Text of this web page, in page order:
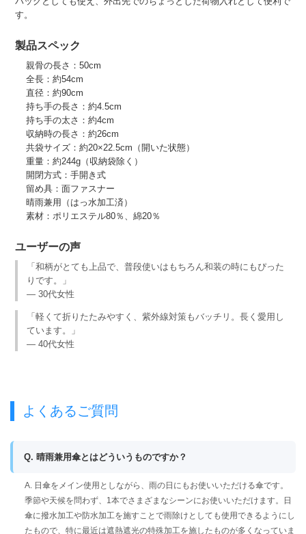
す。
製品スペック
親骨の長さ：50cm
全長：約54cm
直径：約90cm
持ち手の長さ：約4.5cm
持ち手の太さ：約4cm
収納時の長さ：約26cm
共袋サイズ：約20×22.5cm（開いた状態）
重量：約244g（収納袋除く）
開閉方式：手開き式
留め具：面ファスナー
晴雨兼用（はっ水加工済）
素材：ポリエステル80％、綿20％
ユーザーの声
「和柄がとても上品で、普段使いはもちろん和装の時にもぴった
りです。」
— 30代女性
「軽くて折りたたみやすく、紫外線対策もバッチリ。長く愛用し
ています。」
— 40代女性
よくあるご質問
Q. 晴雨兼用傘とはどういうものですか？
A. 日傘をメイン使用としながら、雨の日にもお使いいただける傘です。
季節や天候を問わず、1本でさまざまなシーンにお使いいただけます。日
傘に撥水加工や防水加工を施すことで雨除けとしても使用できるようにし
たもので、特に最近は遮熱遮光の特殊加工を施したものが多くなっていま